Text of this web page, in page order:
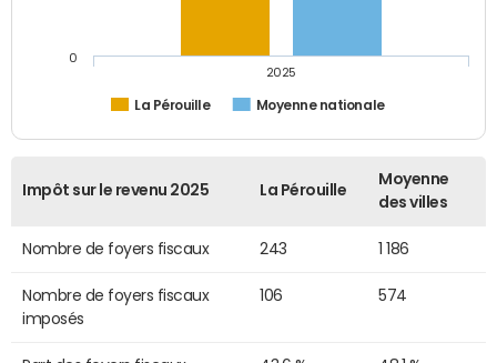
La Pérouille Moyenne nationale
2025
0
Impôt sur le revenu 2025 La Pérouille
Moyenne
des villes
Nombre de foyers fiscaux 243 1 186
Nombre de foyers fiscaux
imposés
106 574